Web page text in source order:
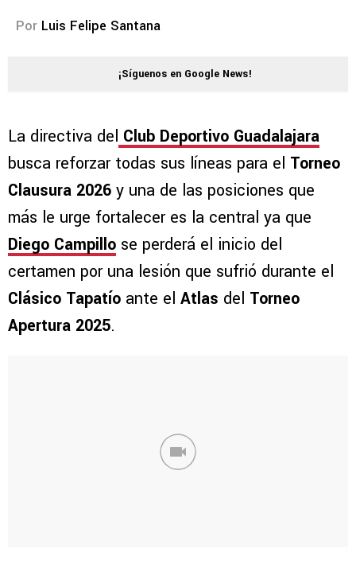
Por Luis Felipe Santana
¡Síguenos en Google News!
La directiva del Club Deportivo Guadalajara
busca reforzar todas sus líneas para el Torneo
Clausura 2026 y una de las posiciones que
más le urge fortalecer es la central ya que
Diego Campillo se perderá el inicio del
certamen por una lesión que sufrió durante el
Clásico Tapatío ante el Atlas del Torneo
Apertura 2025.